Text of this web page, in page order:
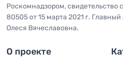
Роскомнадзором,
80505 от 15 марта 2021 г.
Олеся Вячеславовна.
О проекте